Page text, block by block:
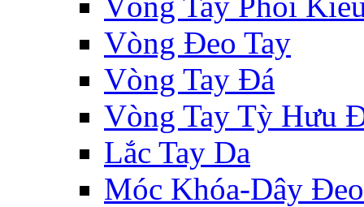
Vòng Đeo Tay
Vòng Tay Đá
Vòng Tay Tỳ Hưu
Lắc Tay Da
Móc Khóa-Dây Đeo